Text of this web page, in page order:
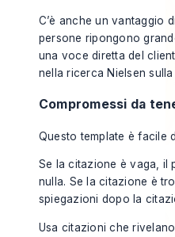
C’è anche un vantaggio
persone ripongono
una voce diretta del
nella ricerca Nielsen
Compromessi da
Questo template è facile
Se la citazione è vaga, il
nulla. Se la citazione è
spiegazioni dopo la
Usa citazioni che